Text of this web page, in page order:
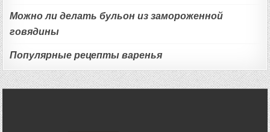
Можно ли делать бульон из замороженной
говядины
Популярные рецепты варенья